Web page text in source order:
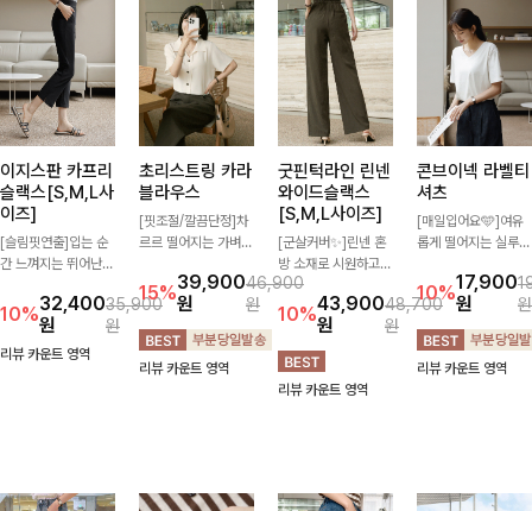
이지스판 카프리
슬랙스[S,M,L사
이즈]
[슬림핏연출]입는 순
간 느껴지는 뛰어난
은 날에도 편안하게
🌿 발목이 드러나는
카프리 기장이 다리
10%32,400
원
35,900
원
리뷰 카운트 영역
초리스트링 카라
블라우스
[핏조절/깔끔단정]차
르르 떨어지는 가벼운
쾌적하게 즐기기 좋은
카라 블라우스- 심플
한 디자인에 클래식한
카라와 버튼 디테일을
더해 데일리부터 오피
15%39,900
원
46,900
원
리뷰 카운트 영역
굿핀턱라인 린넨
와이드슬랙스
[S,M,L사이즈]
[군살커버✨]린넨 혼
방 소재로 시원하고
쾌적하게 즐기기 좋은
와이드 슬랙스입니다.
핀턱 디테일과 여유로
운 와이드 핏이 더해
져 길고 멋스러운 실
루엣을 완성해드려
10%43,900
원
48,700
원
리뷰 카운트 영역
콘브이넥 라벨티
셔츠
[매일입어요🩵]여유
롭게 떨어지는 실루엣
자인으로 데일리하게
즐기기 좋은 티셔츠-
소매 라벨 디테일이
은은한 포인트를 더해
심플하면서도 센스 있
10%17,900
원
원
리뷰 카운트 영역